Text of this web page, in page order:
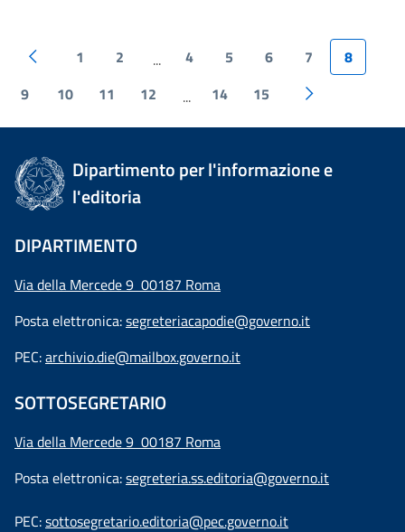
1 2 ... 4 5 6 7
8
9
10 11 12 ... 14 15
Dipartimento per l'informazione e
l'editoria
DIPARTIMENTO
Via della Mercede 9 00187 Roma
Posta elettronica:segreteriacapodie@governo.it
PEC:archivio.die@mailbox.governo.it
SOTTOSEGRETARIO
Via della Mercede 9 00187 Roma
Posta elettronica:segreteria.ss.editoria@governo.it
PEC:sottosegretario.editoria@pec.governo.it